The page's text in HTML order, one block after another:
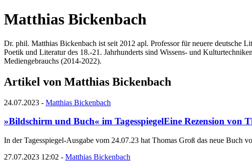
Matthias Bickenbach
Dr. phil. Matthias Bickenbach ist seit 2012 apl. Professor für neuere deutsche
Poetik und Literatur des 18.-21. Jahrhunderts sind Wissens- und
Mediengebrauchs (2014-2022).
Artikel von Matthias Bickenbach
24.07.2023 - Matthias Bickenbach
»Bildschirm und Buch« im TagesspiegelEine Rezension von
In der Tagesspiegel-Ausgabe vom 24.07.23 hat Thomas Groß das neue Buch
27.07.2023 12:02 - Matthias Bickenbach